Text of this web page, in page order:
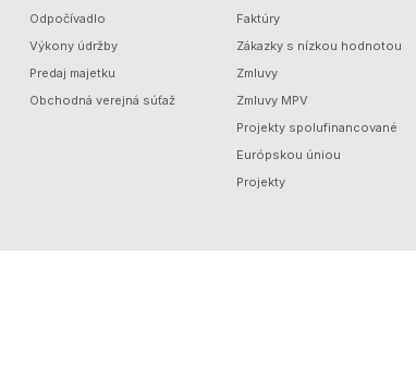
Odpočívadlo
Výkony údržby
Predaj majetku
Obchodná verejná súťaž
Faktúry
Zákazky s nízkou hodnotou
Zmluvy
Zmluvy MPV
Projekty spolufinancované
Európskou úniou
Projekty